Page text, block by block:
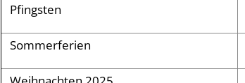
Pfingsten
Sommerferien